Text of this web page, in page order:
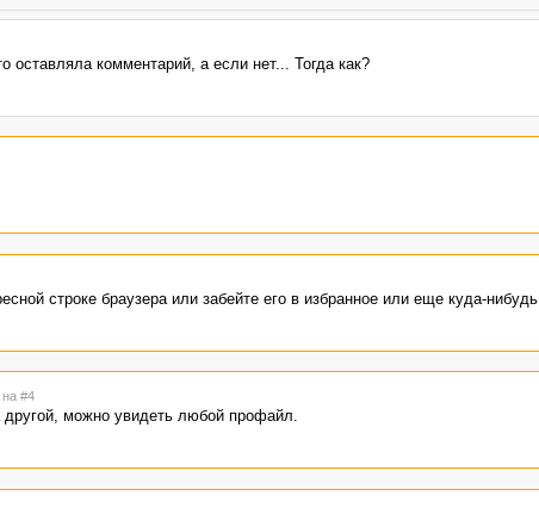
оставляла комментарий, а если нет... Тогда как?
строке браузера или забейте его в избранное или еще куда-нибудь
на #4
другой, можно увидеть любой профайл.